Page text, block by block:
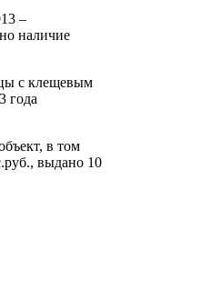
–
наличие
с клещевым
года
в том
выдано 10